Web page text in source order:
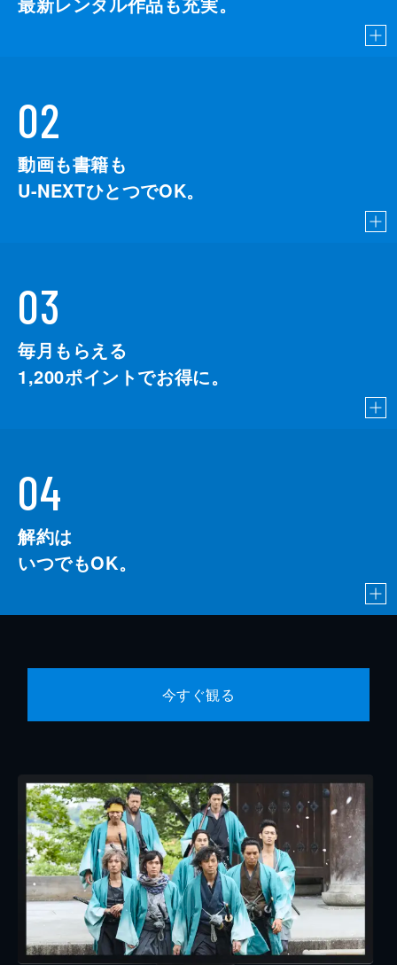
02
動画も書籍も
U-NEXTひとつでOK。
03
毎月もらえる
1,200ポイントでお得に。
04
解約は
いつでもOK。
今すぐ観る